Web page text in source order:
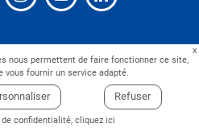
nous permettent de faire fonctionner ce site,
fournir un service adapté.
Refuser
de confidentialité,cliquez ici